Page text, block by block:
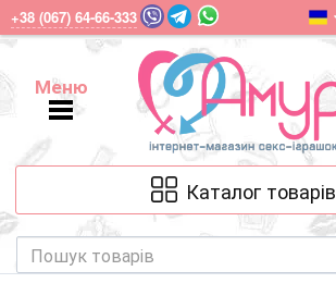
+38 (067) 64-66-333
Меню
Меню
Каталог товарів